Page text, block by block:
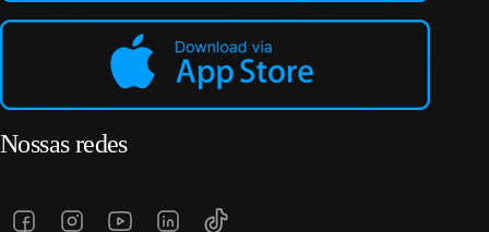
Nossas redes